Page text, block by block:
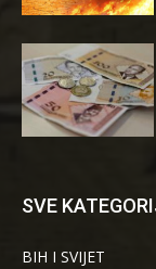
SVE
BIH I SVIJET